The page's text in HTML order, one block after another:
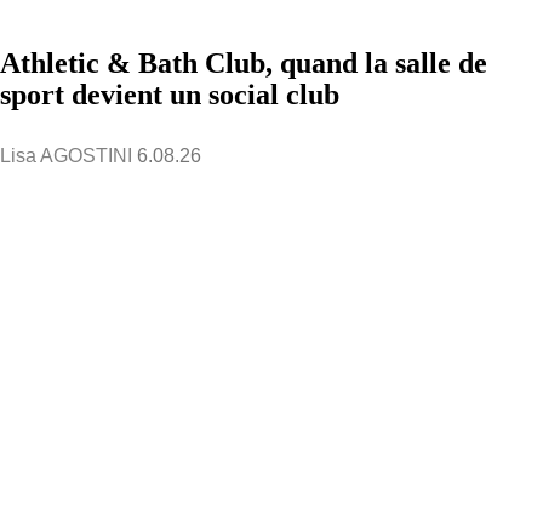
Athletic & Bath Club, quand la salle de
sport devient un social club
Lisa AGOSTINI 6.08.26